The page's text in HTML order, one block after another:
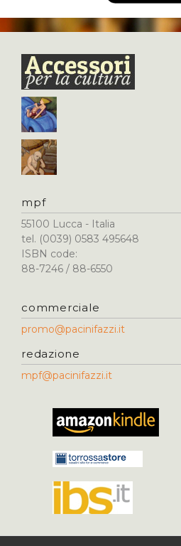
mpf
55100 Lucca - Italia
tel. (0039) 0583 495648
ISBN code:
88-7246 / 88-6550
commerciale
promo@pacinifazzi.it
redazione
mpf@pacinifazzi.it